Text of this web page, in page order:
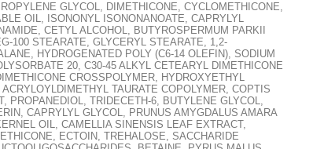
GLYCOL, DIMETHICONE, CYCLOMETHICONE,
OIL, ISONONYL ISONONANOATE, CAPRYLYL
CETYL ALCOHOL, BUTYROSPERMUM PARKII
100 STEARATE, GLYCERYL STEARATE, 1,2-
HYDROGENATED POLY (C6-14 OLEFIN), SODIUM
20, C30-45 ALKYL CETEARYL DIMETHICONE
CROSSPOLYMER, HYDROXYETHYL
TAURATE COPOLYMER, COPTIS
PROPANEDIOL, TRIDECETH-6, BUTYLENE GLYCOL,
CAPRYLYL GLYCOL, PRUNUS AMYGDALUS AMARA
OIL, CAMELLIA SINENSIS LEAF EXTRACT,
ECTOIN, TREHALOSE, SACCHARIDE